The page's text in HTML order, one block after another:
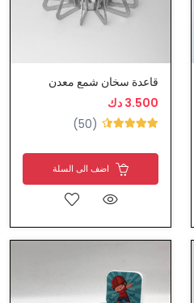
قاعدة سخان شمع معدن
3.500 دك
(50)
اضف الى السلة